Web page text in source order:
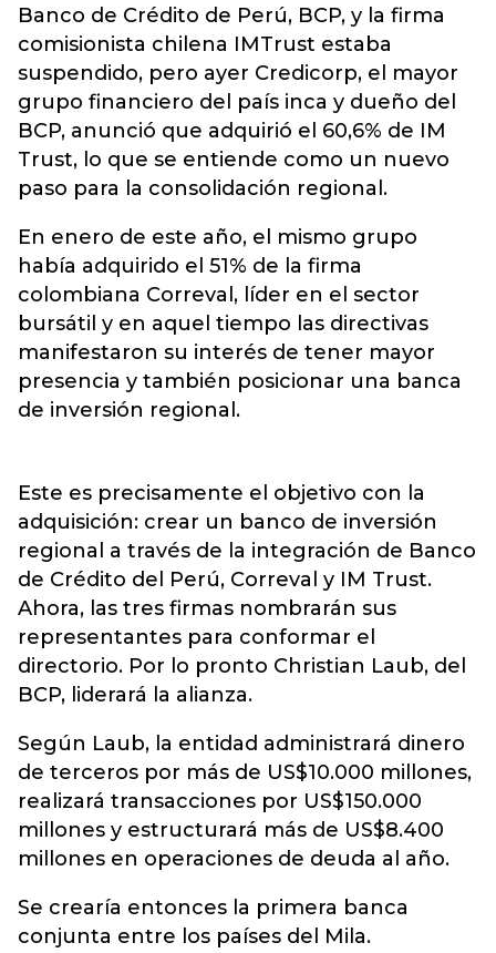
Banco de Crédito de Perú, BCP, y la firma
comisionista chilena IMTrust estaba
suspendido, pero ayer Credicorp, el mayor
grupo financiero del país inca y dueño del
BCP, anunció que adquirió el 60,6% de IM
Trust, lo que se entiende como un nuevo
paso para la consolidación regional.
En enero de este año, el mismo grupo
había adquirido el 51% de la firma
colombiana Correval, líder en el sector
bursátil y en aquel tiempo las directivas
manifestaron su interés de tener mayor
presencia y también posicionar una banca
de inversión regional.
Este es precisamente el objetivo con la
adquisición: crear un banco de inversión
regional a través de la integración de Banco
de Crédito del Perú, Correval y IM Trust.
Ahora, las tres firmas nombrarán sus
representantes para conformar el
directorio. Por lo pronto Christian Laub, del
BCP, liderará la alianza.
Según Laub, la entidad administrará dinero
de terceros por más de US$10.000 millones,
realizará transacciones por US$150.000
millones y estructurará más de US$8.400
millones en operaciones de deuda al año.
Se crearía entonces la primera banca
conjunta entre los países del Mila.